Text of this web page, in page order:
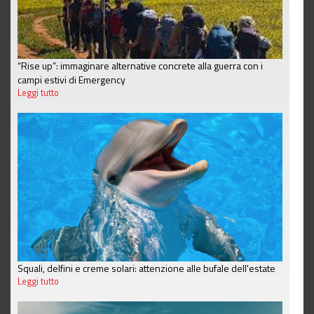
“Rise up”: immaginare alternative concrete alla guerra con i
campi estivi di Emergency
Leggi tutto
Squali, delfini e creme solari: attenzione alle bufale dell'estate
Leggi tutto